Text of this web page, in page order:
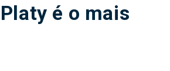
é o mais